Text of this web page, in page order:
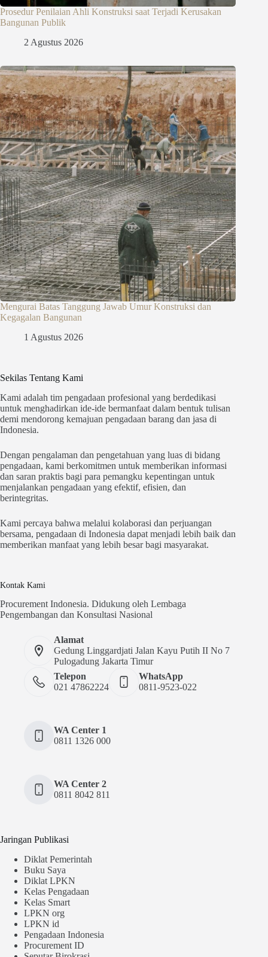
Prosedur Penilaian Ahli Konstruksi saat Terjadi Kerusakan
Bangunan Publik
2 Agustus 2026
Mengurai Batas Tanggung Jawab Umur Konstruksi dan
Kegagalan Bangunan
1 Agustus 2026
Sekilas Tentang Kami
Kami adalah tim pengadaan profesional yang berdedikasi
untuk menghadirkan ide-ide bermanfaat dalam bentuk tulisan
demi mendorong kemajuan pengadaan barang dan jasa di
Indonesia.
Dengan pengalaman dan pengetahuan yang luas di bidang
pengadaan, kami berkomitmen untuk memberikan informasi
dan saran praktis bagi para pemangku kepentingan untuk
menjalankan pengadaan yang efektif, efisien, dan
berintegritas.
Kami percaya bahwa melalui kolaborasi dan perjuangan
bersama, pengadaan di Indonesia dapat menjadi lebih baik dan
memberikan manfaat yang lebih besar bagi masyarakat.
Kontak Kami
Procurement Indonesia. Didukung oleh Lembaga
Pengembangan dan Konsultasi Nasional
Alamat
Gedung Linggardjati Jalan Kayu Putih II No 7
Pulogadung Jakarta Timur
Telepon
021 47862224
WhatsApp
0811-9523-022
WA Center 1
0811 1326 000
WA Center 2
0811 8042 811
Jaringan Publikasi
Diklat Pemerintah
Buku Saya
Diklat LPKN
Kelas Pengadaan
Kelas Smart
LPKN org
LPKN id
Pengadaan Indonesia
Procurement ID